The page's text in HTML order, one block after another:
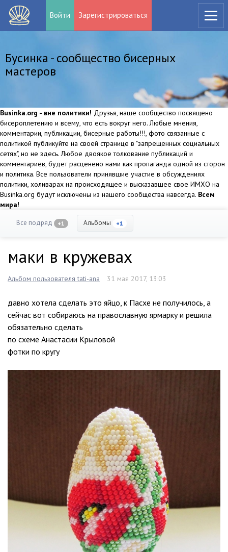
Войти Зарегистрироваться
Бусинка - сообщество бисерных
мастеров
Businka.org - вне политики! Друзья, наше сообщество посвящено
бисероплетению и всему, что есть вокруг него. Любые мнения,
комментарии, публикации, бисерные работы!!!, фото связанные с
политикой публикуйте на своей странице в "запрещенных социальных
сетях", но не здесь. Любое двоякое толкование публикаций и
комментариев, будет расценено нами как пропаганда одной из сторон
и политика. Все пользователи принявшие участие в обсуждениях
политики, холиварах на происходящее и высказавшее свое ИМХО на
Businka.org будут исключены из нашего сообщества навсегда. Всем
мира!
Все подряд +1 Альбомы +1
маки в кружевах
Альбом пользователя tati-ana 31 мая 2017, 13:03
давно хотела сделать это яйцо, к Пасхе не получилось, а
сейчас вот собираюсь на православную ярмарку и решила
обязательно сделать
по схеме Анастасии Крыловой
фотки по кругу